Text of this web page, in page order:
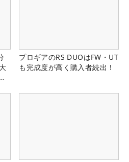
プロギアのRS DUOはFW・UT
も完成度が高く購入者続出！